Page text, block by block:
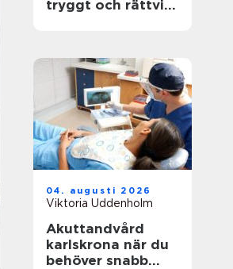
tryggt och rättvist
04. augusti 2026
Viktoria Uddenholm
Akuttandvård
karlskrona när du
behöver snabb